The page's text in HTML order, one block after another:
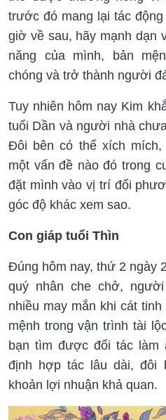
trước đó mang lại tác
giờ về sau, hãy mạnh dạn
năng của mình, bản
chóng và trở thành người
Tuy nhiên hôm nay Kim
tuổi Dần và người nhà
Đôi bên có thể xích
một vấn đề nào đó trong
đặt mình vào vị trí đối
góc độ khác xem sao.
Con giáp tuổi Thìn
Đúng hôm nay, thứ 2 ngày
quý nhân che chở,
nhiều may mắn khi cát
mệnh trong vận trình tài
bạn tìm được đối tác làm
định hợp tác lâu dài, đôi
khoản lợi nhuận khả quan.